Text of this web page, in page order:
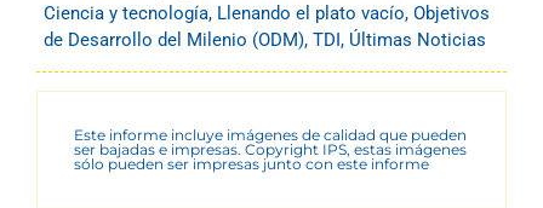
Ciencia y tecnología, Llenando el plato vacío, Objetivos
de Desarrollo del Milenio (ODM), TDI, Últimas Noticias
Este informe incluye imágenes de calidad que pueden
ser bajadas e impresas. Copyright IPS, estas imágenes
sólo pueden ser impresas junto con este informe